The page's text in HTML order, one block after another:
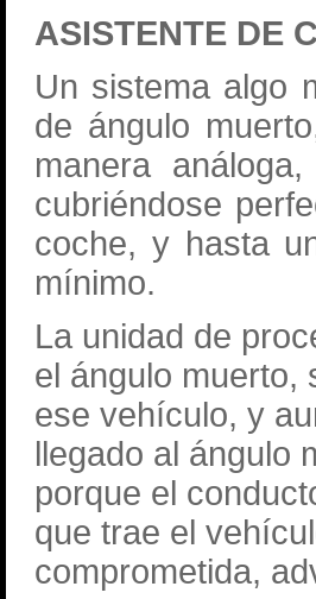
ASISTENTE DE
Un sistema algo
de ángulo
manera
cubriéndose
coche, y hasta
mínimo.
La unidad de
el ángulo muerto,
ese vehículo, y
llegado al ángulo
porque el
que trae el
comprometida,